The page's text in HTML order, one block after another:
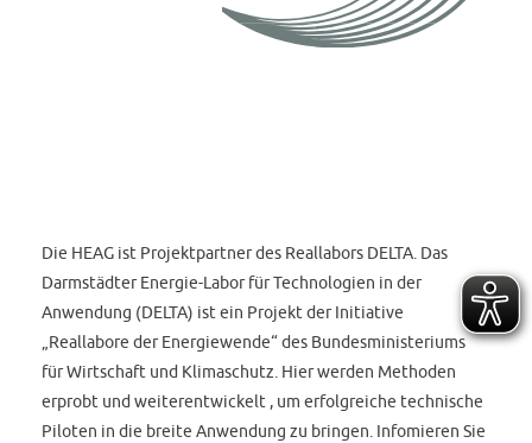
Die HEAG ist Projektpartner des Reallabors DELTA. Das
Darmstädter Energie-Labor für Technologien in der
Anwendung (DELTA) ist ein Projekt der Initiative
„Reallabore der Energiewende“ des Bundesministeriums
für Wirtschaft und Klimaschutz. Hier werden Methoden
erprobt und weiterentwickelt , um erfolgreiche technische
Piloten in die breite Anwendung zu bringen. Infomieren Sie